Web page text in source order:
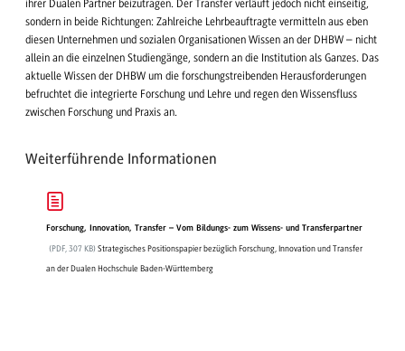
ihrer Dualen Partner beizutragen. Der Transfer verläuft jedoch nicht einseitig,
sondern in beide Richtungen: Zahlreiche Lehrbeauftragte vermitteln aus eben
diesen Unternehmen und sozialen Organisationen Wissen an der DHBW – nicht
allein an die einzelnen Studiengänge, sondern an die Institution als Ganzes. Das
aktuelle Wissen der DHBW um die forschungstreibenden Herausforderungen
befruchtet die integrierte Forschung und Lehre und regen den Wissensfluss
zwischen Forschung und Praxis an.
Weiterführende Informationen
Forschung, Innovation, Transfer – Vom Bildungs- zum Wissens- und Transferpartner
(PDF, 307 KB) Strategisches Positionspapier bezüglich Forschung, Innovation und Transfer
an der Dualen Hochschule Baden-Württemberg